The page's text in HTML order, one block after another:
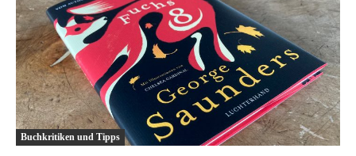
Buchkritiken und Tipps